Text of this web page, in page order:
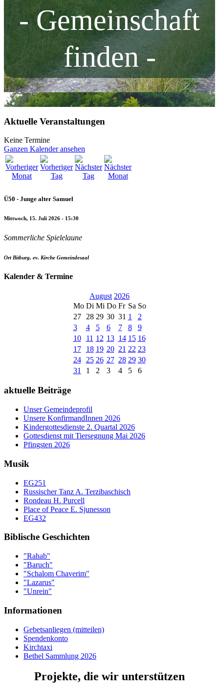
- Gemeinschaft
finden -
Aktuelle Veranstaltungen
Keine Termine
Ganzen Kalender ansehen
Ü50 - Junge alter Samuel
Mittwoch, 15. Juli 2026 - 15:30
Sommerliche Spielelaune
Ort Bitburg, ev. Kirche Gemeindesaal
Kalender & Termine
August 2026
Mo Di Mi Do Fr Sa So
27
28 29 30 31 1
2
3
4 5 6 7 8
9
10
11 12 13 14 15 16
17
18 19 20 21 22 23
24
25 26 27 28 29 30
31
1 2 3 4 5 6
aktuelle Beiträge
Unser Gemeindeprofil
Unsere KonfirmandInnen 2026
Kindergottesdienste 2. Quartal 2026
Gottesdienst mit Tiersegnung Mai 2026
Pfingsten 2026
Musik
EG251
Russischer Tanz A. Terzibaschisch
Rondeau H. Purcell
Place of Peace E. Sjunesson
EG432
Biblische Geschichten
"Rahab"
"Baruch"
"Schalom Chaverim"
"Lazarus"
"Unrein"
Informationen
Gebetsanliegen (mitteilen)
Spendenkonto
Kirchtaxi
Bethel Sammlung 2026
Projekte, die wir unterstützen